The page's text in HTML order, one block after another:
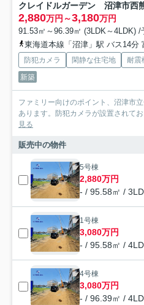
クレイドルガーデン 沼津市西
2,880万円～3,180万円
91.53㎡～96.39㎡ (3LDK～4LDK) /
東海道本線「沼津」駅 バス14分 富士急
防犯カメラ 閑静な住宅地 耐震
新築
ファミリー向けのポイント、沼津市
あります。防犯カメラが設置されて
見る
販売中の物件
5号棟
2,880万円
- / 95.58㎡ /
1号棟
3,080万円
- / 95.58㎡ /
4号棟
3,080万円
- / 96.39㎡ /